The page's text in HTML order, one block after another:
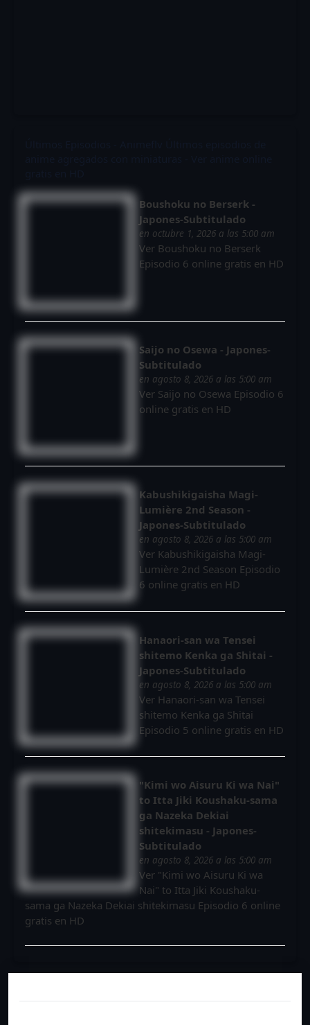
Boushoku no Berserk -
Japones-Subtitulado
en octubre 1, 2026 a las 5:00 am
Ver Boushoku no Berserk
Episodio 6 online gratis en HD
Saijo no Osewa - Japones-
Subtitulado
en agosto 8, 2026 a las 5:00 am
Ver Saijo no Osewa Episodio 6
online gratis en HD
Kabushikigaisha Magi-
Lumière 2nd Season -
Japones-Subtitulado
en agosto 8, 2026 a las 5:00 am
Ver Kabushikigaisha Magi-
Lumière 2nd Season Episodio
6 online gratis en HD
Hanaori-san wa Tensei
shitemo Kenka ga Shitai -
Japones-Subtitulado
en agosto 8, 2026 a las 5:00 am
Ver Hanaori-san wa Tensei
shitemo Kenka ga Shitai
Episodio 5 online gratis en HD
"Kimi wo Aisuru Ki wa Nai"
to Itta Jiki Koushaku-sama
ga Nazeka Dekiai
shitekimasu - Japones-
Subtitulado
en agosto 8, 2026 a las 5:00 am
Ver "Kimi wo Aisuru Ki wa
Nai" to Itta Jiki Koushaku-
sama ga Nazeka Dekiai shitekimasu Episodio 6 online
gratis en HD